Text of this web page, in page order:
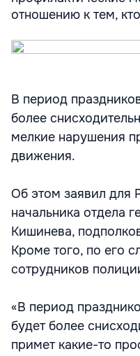
отношению к тем,
В период
более
мелкие нарушения
движения.
Об этом заявил для
начальника отдела
Кишинева,
Кроме того, по его
сотрудников
«В период
будет более
примет какие-то